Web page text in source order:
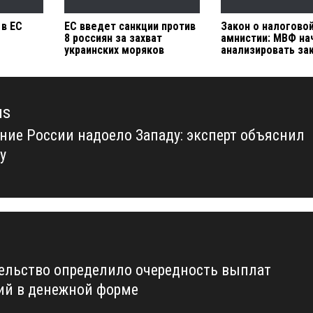
ЕС
ЕС введет санкции против
8 россиян за захват
украинских моряков
Закон о
амнистии: МВФ
анализировать
России надоело Западу: эксперт объяснил
определило очередность выплат
в денежной форме